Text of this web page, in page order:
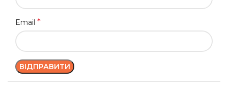
Email *